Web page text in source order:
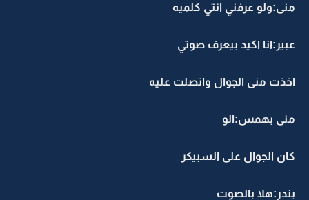
منى:ولو عرفني انتي كلميه
عبير:انا اكيد بيعرف صوتي
اخذت منى الجوال واتصلت عليه
منى بهمس:الو
كان الجوال على السبيكر
بندر:هلا بالصوت